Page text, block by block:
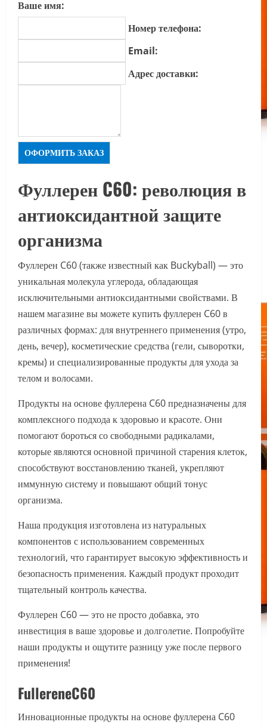
Ваше имя:
Номер телефона:
Email:
Адрес доставки:
ОФОРМИТЬ ЗАКАЗ
Фуллерен C60: революция в
антиоксидантной защите
организма
Фуллерен C60 (также известный как Buckyball) — это
уникальная молекула углерода, обладающая
исключительными антиоксидантными свойствами. В
нашем магазине вы можете купить фуллерен C60 в
различных формах: для внутреннего применения (утро,
день, вечер), косметические средства (гели, сыворотки,
кремы) и специализированные продукты для ухода за
телом и волосами.
Продукты на основе фуллерена C60 предназначены для
комплексного подхода к здоровью и красоте. Они
помогают бороться со свободными радикалами,
которые являются основной причиной старения клеток,
способствуют восстановлению тканей, укрепляют
иммунную систему и повышают общий тонус
организма.
Наша продукция изготовлена из натуральных
компонентов с использованием современных
технологий, что гарантирует высокую эффективность и
безопасность применения. Каждый продукт проходит
тщательный контроль качества.
Фуллерен C60 — это не просто добавка, это
инвестиция в ваше здоровье и долголетие. Попробуйте
наши продукты и ощутите разницу уже после первого
применения!
FullereneC60
Инновационные продукты на основе фуллерена C60